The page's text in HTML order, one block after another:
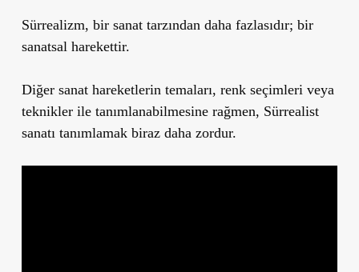
Sürrealizm, bir sanat tarzından daha fazlasıdır; bir
sanatsal harekettir.
Diğer sanat hareketlerin temaları, renk seçimleri veya
teknikler ile tanımlanabilmesine rağmen, Sürrealist
sanatı tanımlamak biraz daha zordur.